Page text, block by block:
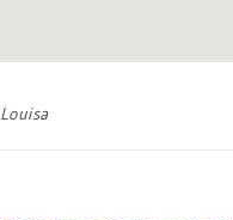
Louisa